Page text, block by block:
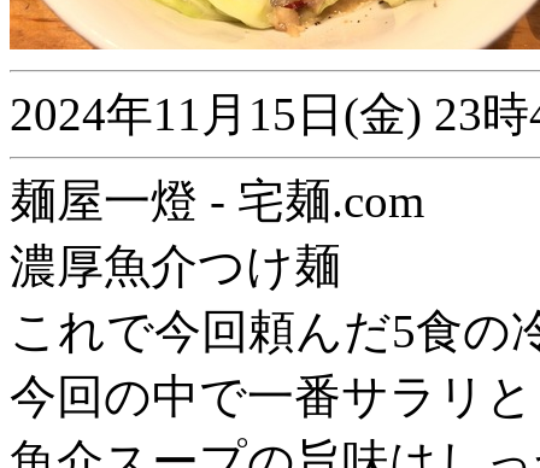
2024年11月15日(金) 23
麺屋一燈 - 宅麺.com
濃厚魚介つけ麺
これで今回頼んだ5食の
今回の中で一番サラリ